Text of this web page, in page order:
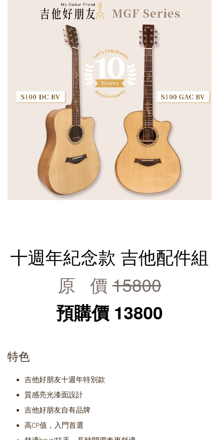
十週年紀念款 吉他配件組
原 價 15800
預購價 13800
特色
吉他好朋友十週年特別款
質感亮光漆面設計
吉他好朋友自有品牌
高CP值，入門首選